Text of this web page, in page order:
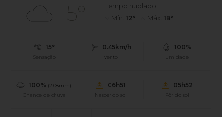
15°
Tempo nublado
Mín. 12° Máx. 18°
15°
Sensação
0.45km/h
Vento
100%
Umidade
100% (2.08mm)
Chance de chuva
06h51
Nascer do sol
05h52
Pôr do sol